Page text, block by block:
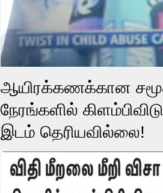
ஆயிரக்கணக்கான
நேரங்களில்
இடம் தெரியவில்லை!